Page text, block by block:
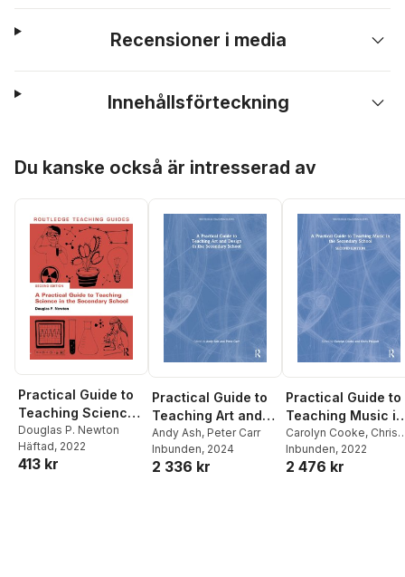
Recensioner i media
Innehållsförteckning
Du kanske också är intresserad av
Practical Guide to
Teaching Science
in the Secondary
School
Douglas P. Newton
Häftad, 2022
413 kr
Practical Guide to
Teaching Art and
Design in the
Secondary School
Andy Ash, Peter Carr
Inbunden, 2024
2 336 kr
Practical Guide to
Teaching Music in
the Secondary
School
Carolyn Cooke, Chris
Philpott
Inbunden, 2022
2 476 kr